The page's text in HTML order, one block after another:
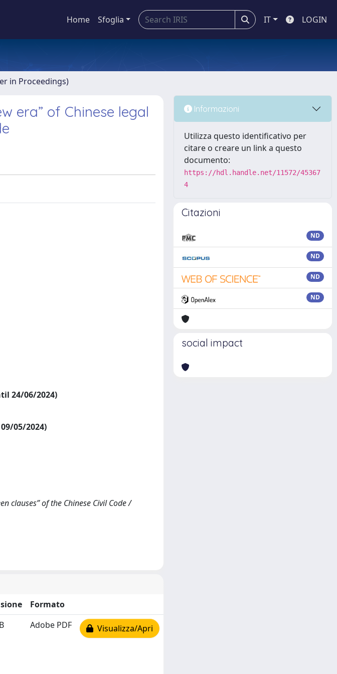
Home Sfoglia IT LOGIN
in Proceedings)
era” of Chinese legal
24/06/2024)
05/2024)
clauses” of the Chinese Civil Code /
Formato
Adobe PDF Visualizza/Apri
Informazioni
Utilizza questo identificativo per
citare o creare un link a questo
documento:
https://hdl.handle.net/11572/45367
4
Citazioni
ND
ND
ND
ND
social impact